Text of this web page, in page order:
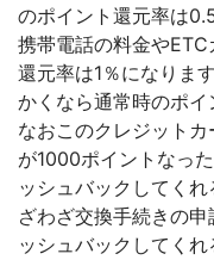
のポイント還元率は
携帯電話の料金や
還元率は1％になりま
かくなら通常時のポイ
なおこのクレジット
が1000ポイントなっ
ッシュバックしてく
ざわざ交換手続きの
ッシュバックしてく